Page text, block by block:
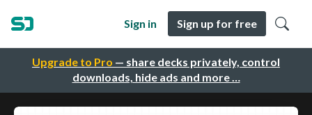
Upgrade to Pro — share decks privately, control
downloads, hide ads and more …
Sign in Sign up for free